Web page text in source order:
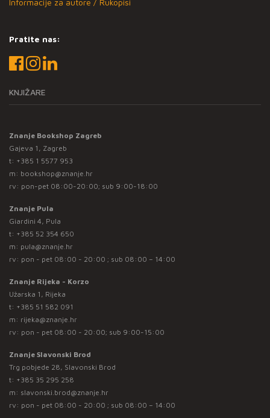
Pratite nas:
KNJIŽARE
Znanje Bookshop Zagreb
Gajeva 1, Zagreb
t: +385 1 5577 953
m: bookshop@znanje.hr
rv: pon-pet 08:00-20:00; sub 9:00-18:00
Znanje Pula
Giardini 4, Pula
t: +385 52 354 650
m: pula@znanje.hr
rv: pon - pet 08:00 - 20:00 ; sub 08:00 – 14:00
Znanje Rijeka - Korzo
Užarska 1, Rijeka
t: +385 51 582 091
m: rijeka@znanje.hr
rv: pon - pet 08:00 - 20:00; sub 9:00-15:00
Znanje Slavonski Brod
Trg pobjede 28, Slavonski Brod
t: +385 35 295 258
m: slavonski.brod@znanje.hr
rv: pon - pet 08:00 - 20:00 ; sub 08:00 – 14:00